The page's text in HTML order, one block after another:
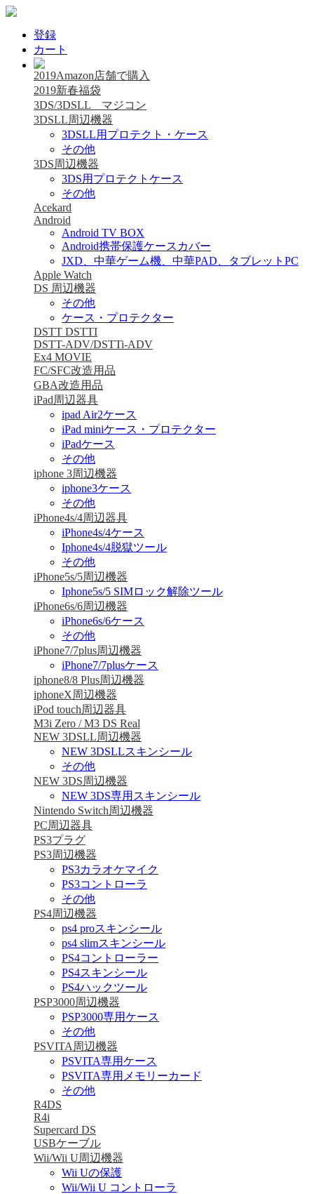
登録
カート
2019Amazon店舗で購入
2019新春福袋
3DS/3DSLL マジコン
3DSLL周辺機器
3DSLL用プロテクト・ケース
その他
3DS周辺機器
3DS用プロテクトケース
その他
Acekard
Android
Android TV BOX
Android携帯保護ケースカバー
JXD、中華ゲーム機、中華PAD、タブレットPC
Apple Watch
DS 周辺機器
その他
ケース・プロテクター
DSTT DSTTI
DSTT-ADV/DSTTi-ADV
Ex4 MOVIE
FC/SFC改造用品
GBA改造用品
iPad周辺器具
ipad Air2ケース
iPad miniケース・プロテクター
iPadケース
その他
iphone 3周辺機器
iphone3ケース
その他
iPhone4s/4周辺器具
iPhone4s/4ケース
Iphone4s/4脱獄ツール
その他
iPhone5s/5周辺機器
Iphone5s/5 SIMロック解除ツール
iPhone6s/6周辺機器
iPhone6s/6ケース
その他
iPhone7/7plus周辺機器
iPhone7/7plusケース
iphone8/8 Plus周辺機器
iphoneX周辺機器
iPod touch周辺器具
M3i Zero / M3 DS Real
NEW 3DSLL周辺機器
NEW 3DSLLスキンシール
その他
NEW 3DS周辺機器
NEW 3DS専用スキンシール
Nintendo Switch周辺機器
PC周辺器具
PS3プラグ
PS3周辺機器
PS3カラオケマイク
PS3コントローラ
その他
PS4周辺機器
ps4 proスキンシール
ps4 slimスキンシール
PS4コントローラー
PS4スキンシール
PS4ハックツール
PSP3000周辺機器
PSP3000専用ケース
その他
PSVITA周辺機器
PSVITA専用ケース
PSVITA専用メモリーカード
その他
R4DS
R4i
Supercard DS
USBケーブル
Wii/Wii U周辺機器
Wii Uの保護
Wii/Wii U コントローラ